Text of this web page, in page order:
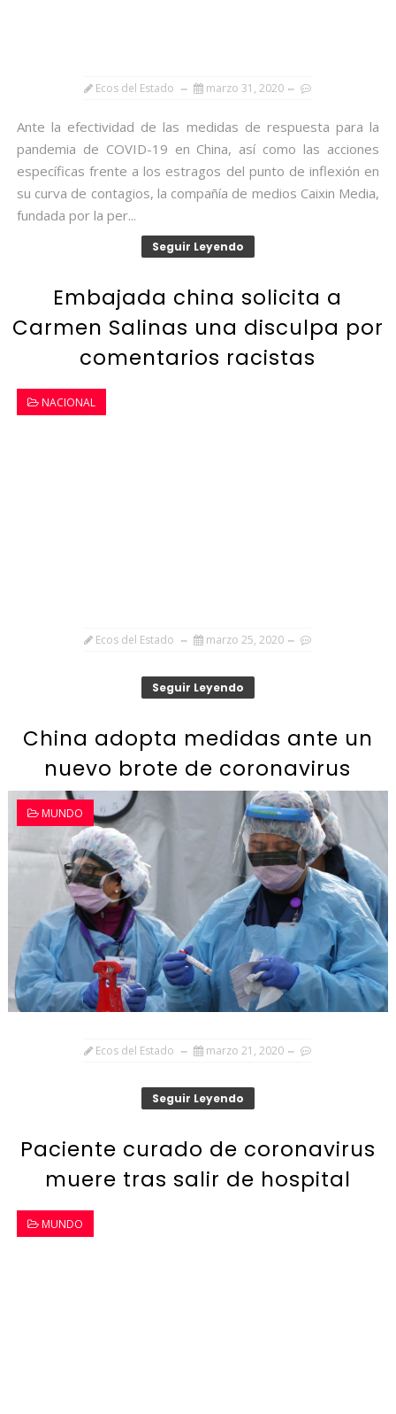
Ecos del Estado marzo 31, 2020
Ante la efectividad de las medidas de respuesta para la
pandemia de COVID-19 en China, así como las acciones
específicas frente a los estragos del punto de inflexión en
su curva de contagios, la compañía de medios Caixin Media,
fundada por la per...
Seguir Leyendo
Embajada china solicita a
Carmen Salinas una disculpa por
comentarios racistas
NACIONAL
Ecos del Estado marzo 25, 2020
Seguir Leyendo
China adopta medidas ante un
nuevo brote de coronavirus
MUNDO
Ecos del Estado marzo 21, 2020
Seguir Leyendo
Paciente curado de coronavirus
muere tras salir de hospital
MUNDO